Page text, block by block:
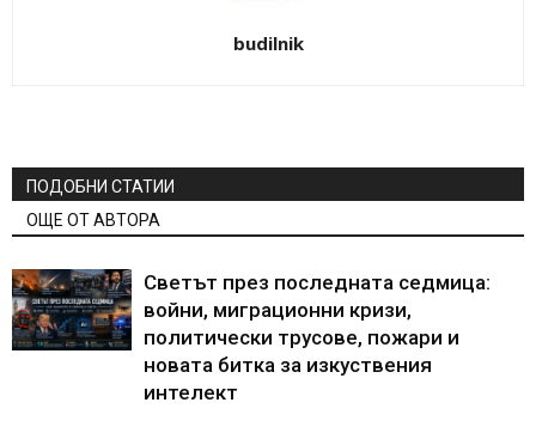
budilnik
ПОДОБНИ СТАТИИ
ОЩЕ ОТ АВТОРА
Светът през последната седмица:
войни, миграционни кризи,
политически трусове, пожари и
новата битка за изкуствения
интелект